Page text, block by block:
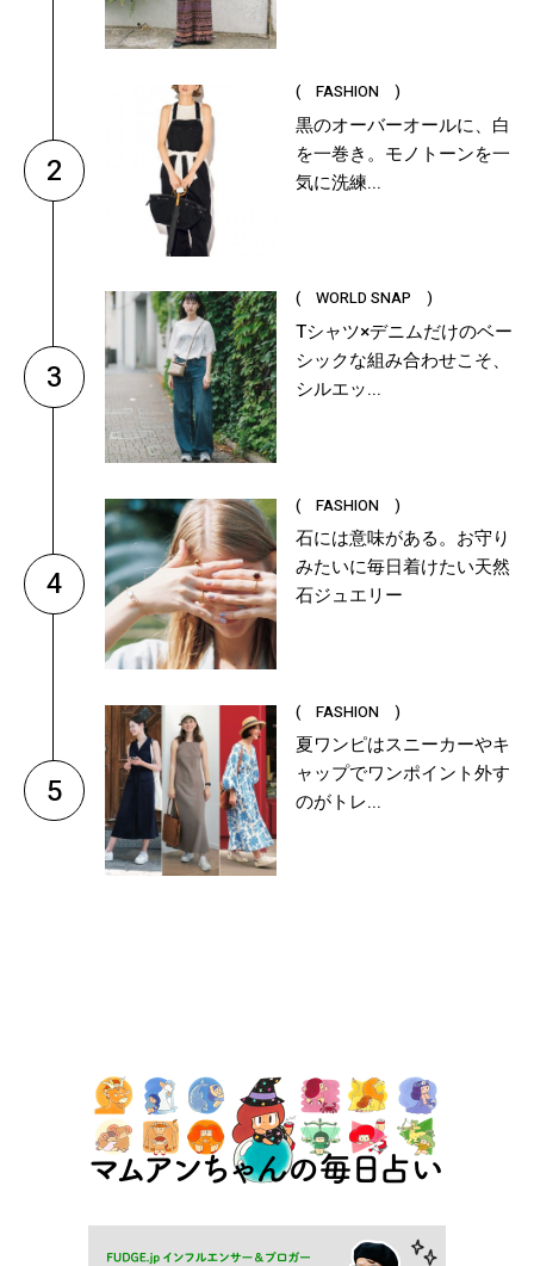
2
( FASHION )
黒のオーバーオールに、白
を一巻き。モノトーンを一
気に洗練...
3
( WORLD SNAP )
Tシャツ×デニムだけのベー
シックな組み合わせこそ、
シルエッ...
4
( FASHION )
石には意味がある。お守り
みたいに毎日着けたい天然
石ジュエリー
5
( FASHION )
夏ワンピはスニーカーやキ
ャップでワンポイント外す
のがトレ...